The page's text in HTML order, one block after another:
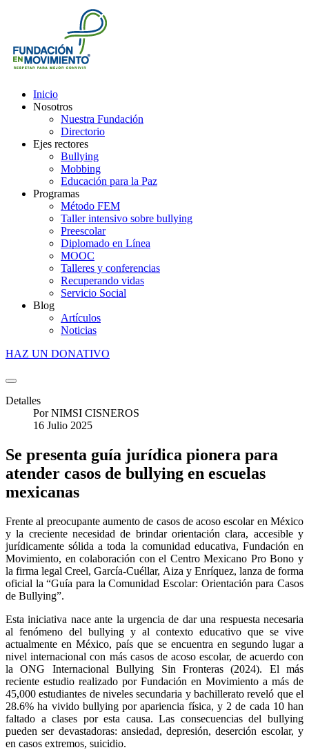
Inicio
Nosotros
Nuestra Fundación
Directorio
Ejes rectores
Bullying
Mobbing
Educación para la Paz
Programas
Método FEM
Taller intensivo sobre bullying
Preescolar
Diplomado en Línea
MOOC
Talleres y conferencias
Recuperando vidas
Servicio Social
Blog
Artículos
Noticias
HAZ UN DONATIVO
Detalles
PorNIMSI CISNEROS
16 Julio 2025
Se presenta guía jurídica pionera para
atender casos de bullying en escuelas
mexicanas
Frente al preocupante aumento de casos de acoso escolar en México
y la creciente necesidad de brindar orientación clara, accesible y
jurídicamente sólida a toda la comunidad educativa, Fundación en
Movimiento, en colaboración con el Centro Mexicano Pro Bono y
la firma legal Creel, García-Cuéllar, Aiza y Enríquez, lanza de forma
oficial la “Guía para la Comunidad Escolar: Orientación para Casos
de Bullying”.
Esta iniciativa nace ante la urgencia de dar una respuesta necesaria
al fenómeno del bullying y al contexto educativo que se vive
actualmente en México, país que se encuentra en segundo lugar a
nivel internacional con más casos de acoso escolar, de acuerdo con
la ONG Internacional Bullying Sin Fronteras (2024). El más
reciente estudio realizado por Fundación en Movimiento a más de
45,000 estudiantes de niveles secundaria y bachillerato reveló que el
28.6% ha vivido bullying por apariencia física, y 2 de cada 10 han
faltado a clases por esta causa. Las consecuencias del bullying
pueden ser devastadoras: ansiedad, depresión, deserción escolar, y
en casos extremos, suicidio.